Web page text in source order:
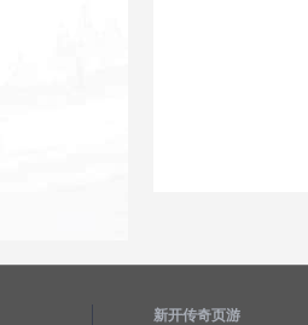
新开传奇页游